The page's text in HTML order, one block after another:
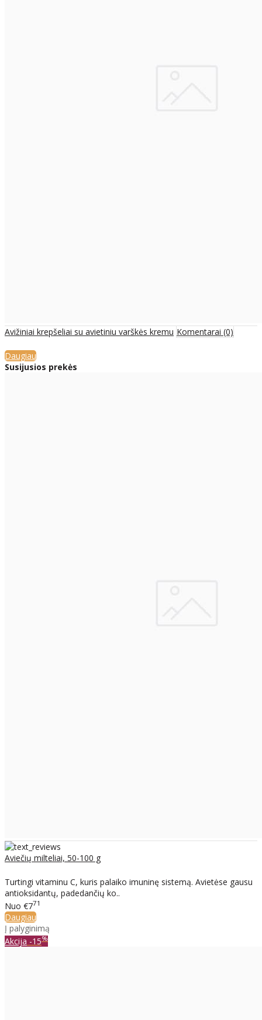
Avižiniai krepšeliai su avietiniu varškės kremu Komentarai (0)
Daugiau
Susijusios prekės
Aviečių milteliai, 50-100 g
Turtingi vitaminu C, kuris palaiko imuninę sistemą. Avietėse gausu
antioksidantų, padedančių ko..
Nuo €771
Daugiau
Į palyginimą
Akcija -15%